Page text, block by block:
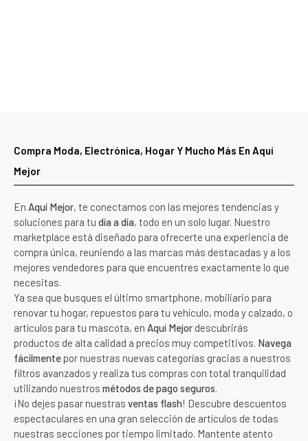
Compra Moda, Electrónica, Hogar Y Mucho Más En Aquí
Mejor
En Aquí Mejor, te conectamos con las mejores tendencias y
soluciones para tu día a día, todo en un solo lugar. Nuestro
marketplace está diseñado para ofrecerte una experiencia de
compra única, reuniendo a las marcas más destacadas y a los
mejores vendedores para que encuentres exactamente lo que
necesitas.
Ya sea que busques el último smartphone, mobiliario para
renovar tu hogar, repuestos para tu vehículo, moda y calzado, o
artículos para tu mascota, en Aquí Mejor descubrirás
productos de alta calidad a precios muy competitivos. Navega
fácilmente por nuestras nuevas categorías gracias a nuestros
filtros avanzados y realiza tus compras con total tranquilidad
utilizando nuestros métodos de pago seguros.
¡No dejes pasar nuestras ventas flash! Descubre descuentos
espectaculares en una gran selección de artículos de todas
nuestras secciones por tiempo limitado. Mantente atento